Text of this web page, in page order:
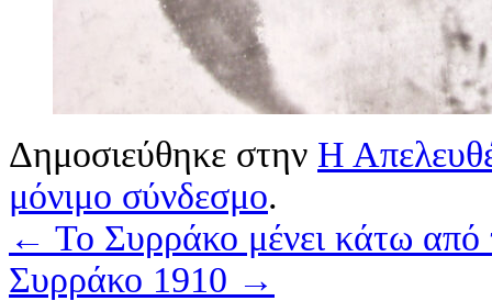
Δημοσιεύθηκε στην Η
μόνιμο σύνδεσμο.
← Το Συρράκο μένει κάτω
Συρράκο 1910 →